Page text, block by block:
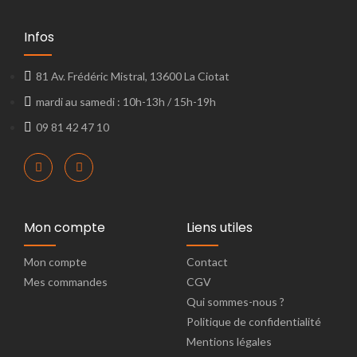
Infos
81 Av. Frédéric Mistral, 13600 La Ciotat
mardi au samedi : 10h-13h / 15h-19h
09 81 42 47 10
Mon compte
Mon compte
Mes commandes
Liens utiles
Contact
CGV
Qui sommes-nous ?
Politique de confidentialité
Mentions légales